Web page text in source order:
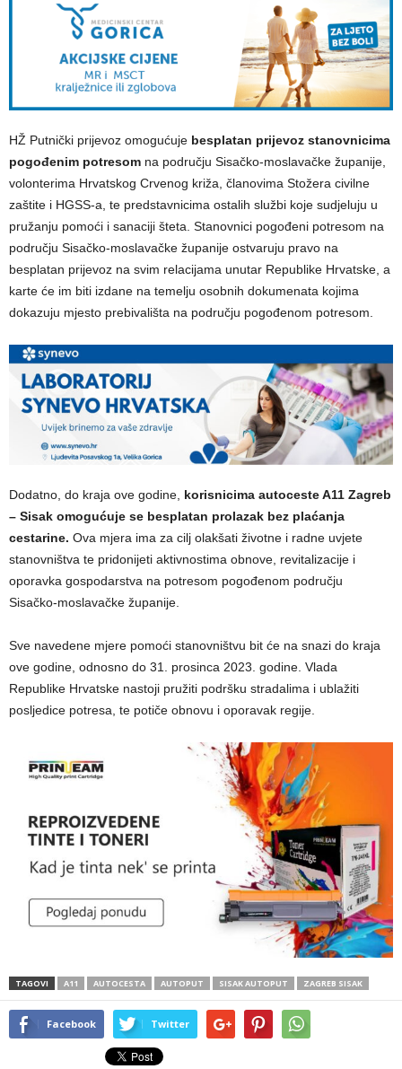
HŽ Putnički prijevoz omogućuje besplatan prijevoz stanovnicima
pogođenim potresom na području Sisačko-moslavačke županije,
volonterima Hrvatskog Crvenog križa, članovima Stožera civilne
zaštite i HGSS-a, te predstavnicima ostalih službi koje sudjeluju u
pružanju pomoći i sanaciji šteta. Stanovnici pogođeni potresom na
području Sisačko-moslavačke županije ostvaruju pravo na
besplatan prijevoz na svim relacijama unutar Republike Hrvatske, a
karte će im biti izdane na temelju osobnih dokumenata kojima
dokazuju mjesto prebivališta na području pogođenom potresom.
Dodatno, do kraja ove godine, korisnicima autoceste A11 Zagreb
– Sisak omogućuje se besplatan prolazak bez plaćanja
cestarine. Ova mjera ima za cilj olakšati životne i radne uvjete
stanovništva te pridonijeti aktivnostima obnove, revitalizacije i
oporavka gospodarstva na potresom pogođenom području
Sisačko-moslavačke županije.
Sve navedene mjere pomoći stanovništvu bit će na snazi do kraja
ove godine, odnosno do 31. prosinca 2023. godine. Vlada
Republike Hrvatske nastoji pružiti podršku stradalima i ublažiti
posljedice potresa, te potiče obnovu i oporavak regije.
TAGOVI A11 AUTOCESTA AUTOPUT SISAK AUTOPUT ZAGREB SISAK
Facebook Twitter